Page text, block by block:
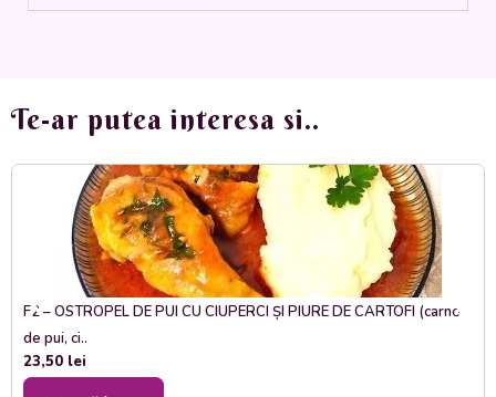
Te-ar putea interesa si..
F2 – OSTROPEL DE PUI CU CIUPERCI ȘI PIURE DE CARTOFI (carne
de pui, ci..
23,50 lei